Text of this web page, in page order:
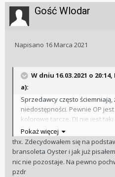
Gość Wlodar
Napisano 16 Marca 2021
W dniu 16.03.2021 o 20:14,
a):
Sprzedawcy często
niedostępności. Pewnie OP
kolorowe tarcze. DJ nie jest
masowo pod spekulacje
będziesz go miał wcześniej.
fajny sikor, dość
Pokaż więcej
thx. Zdecydowałem się na
bransoleta Oyster i jak już
nic nie pozostaje. Na pewno
pzdr